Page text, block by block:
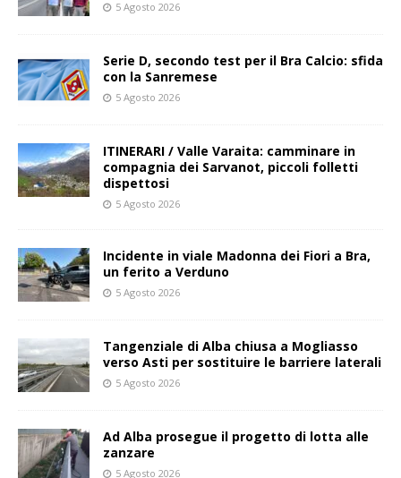
5 Agosto 2026
Serie D, secondo test per il Bra Calcio: sfida
con la Sanremese
5 Agosto 2026
ITINERARI / Valle Varaita: camminare in
compagnia dei Sarvanot, piccoli folletti
dispettosi
5 Agosto 2026
Incidente in viale Madonna dei Fiori a Bra,
un ferito a Verduno
5 Agosto 2026
Tangenziale di Alba chiusa a Mogliasso
verso Asti per sostituire le barriere laterali
5 Agosto 2026
Ad Alba prosegue il progetto di lotta alle
zanzare
5 Agosto 2026